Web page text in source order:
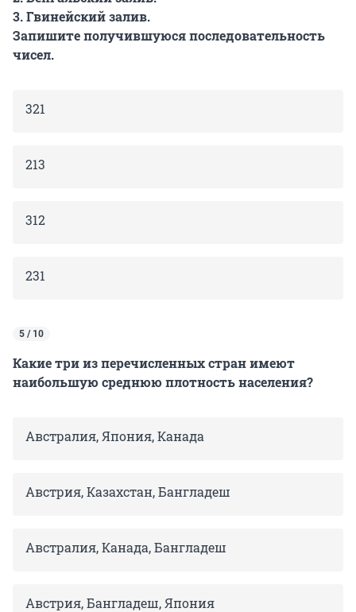
3. Гвинейский залив.
Запишите получившуюся последовательность
чисел.
321
213
312
231
5 / 10
Какие три из перечисленных стран имеют
наибольшую среднюю плотность населения?
Австралия, Япония, Канада
Австрия, Казахстан, Бангладеш
Австралия, Канада, Бангладеш
Австрия, Бангладеш, Япония